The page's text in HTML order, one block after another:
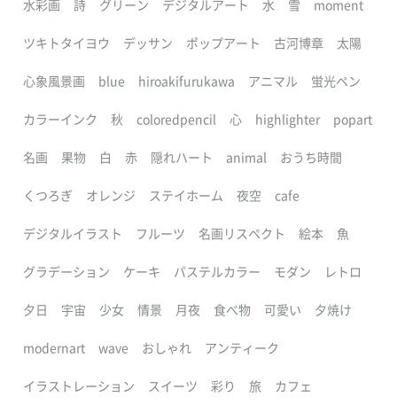
水彩画 詩 グリーン デジタルアート 水 雪 moment
ツキトタイヨウ デッサン ポップアート 古河博章 太陽
心象風景画 blue hiroakifurukawa アニマル 蛍光ペン
カラーインク 秋 coloredpencil 心 highlighter popart
名画 果物 白 赤 隠れハート animal おうち時間
くつろぎ オレンジ ステイホーム 夜空 cafe
デジタルイラスト フルーツ 名画リスペクト 絵本 魚
グラデーション ケーキ パステルカラー モダン レトロ
夕日 宇宙 少女 情景 月夜 食べ物 可愛い 夕焼け
modernart wave おしゃれ アンティーク
イラストレーション スイーツ 彩り 旅 カフェ